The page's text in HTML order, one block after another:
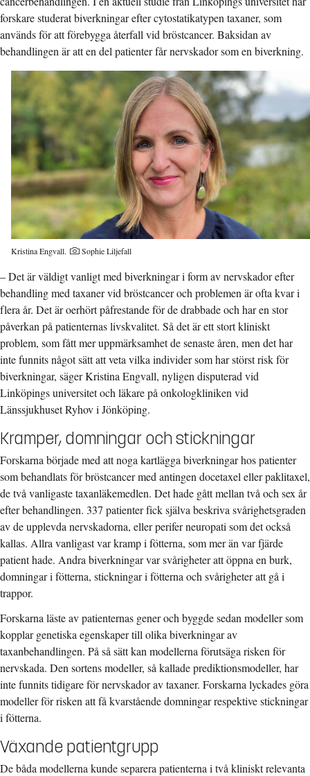
forskare studerat biverkningar efter cytostatikatypen taxaner, som
används för att förebygga återfall vid bröstcancer. Baksidan av
behandlingen är att en del patienter får nervskador som en biverkning.
Kristina Engvall. Fotograf:
Sophie Liljefall
– Det är väldigt vanligt med biverkningar i form av nervskador efter
behandling med taxaner vid bröstcancer och problemen är ofta kvar i
flera år. Det är oerhört påfrestande för de drabbade och har en stor
påverkan på patienternas livskvalitet. Så det är ett stort kliniskt
problem, som fått mer uppmärksamhet de senaste åren, men det har
inte funnits något sätt att veta vilka individer som har störst risk för
biverkningar, säger Kristina Engvall, nyligen disputerad vid
Linköpings universitet och läkare på onkologkliniken vid
Länssjukhuset Ryhov i Jönköping.
Kramper, domningar och stickningar
Forskarna började med att noga kartlägga biverkningar hos patienter
som behandlats för bröstcancer med antingen docetaxel eller paklitaxel,
de två vanligaste taxanläkemedlen. Det hade gått mellan två och sex år
efter behandlingen. 337 patienter fick själva beskriva svårighetsgraden
av de upplevda nervskadorna, eller perifer neuropati som det också
kallas. Allra vanligast var kramp i fötterna, som mer än var fjärde
patient hade. Andra biverkningar var svårigheter att öppna en burk,
domningar i fötterna, stickningar i fötterna och svårigheter att gå i
trappor.
Forskarna läste av patienternas gener och byggde sedan modeller som
kopplar genetiska egenskaper till olika biverkningar av
taxanbehandlingen. På så sätt kan modellerna förutsäga risken för
nervskada. Den sortens modeller, så kallade prediktionsmodeller, har
inte funnits tidigare för nervskador av taxaner. Forskarna lyckades göra
modeller för risken att få kvarstående domningar respektive stickningar
i fötterna.
Växande patientgrupp
De båda modellerna kunde separera patienterna i två kliniskt relevanta